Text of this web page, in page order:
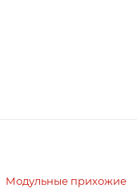
Модульные прихожие